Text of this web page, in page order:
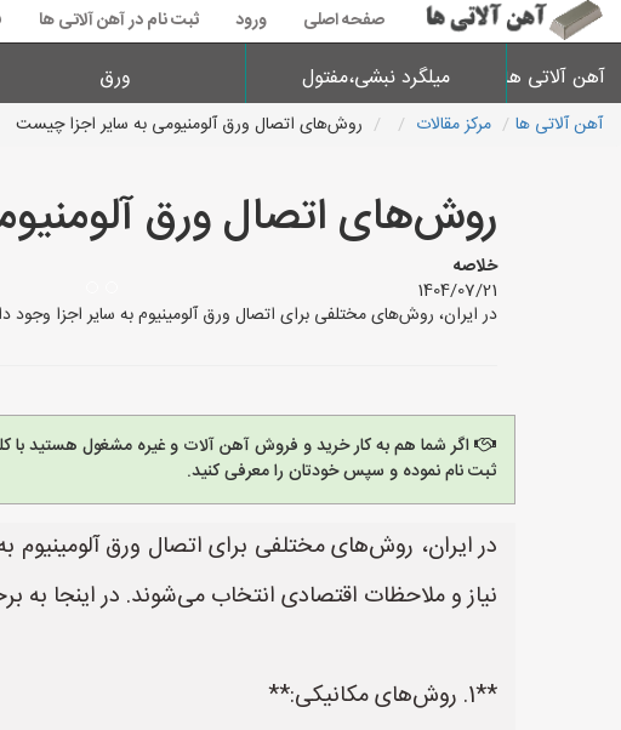
صفحه اصلی ورود ثبت نام در آهن آلاتی ها
آهن آلاتی ها میلگرد نبشی،مفتول ورق
آهن آلاتی ها مرکز مقالات روش‌های اتصال ورق آلومنیومی به سایر اجزا چیست
روش‌های اتصال ورق
خلاصه
1404/07/21
در ایران، روش‌های مختلفی برای اتصال ورق آلومینیوم به سایر اجزا
اگر شما هم به کار خرید و فروش آهن آلات و غیره مشغول هستید با
ثبت نام نموده و سپس خودتان را معرفی کنید.
در ایران، روش‌های مختلفی برای اتصال ورق
نیاز و ملاحظات اقتصادی انتخاب می‌شوند. در اینجا به
**1. روش‌های مکانیکی:**